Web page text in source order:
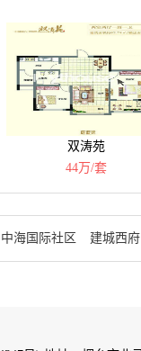
双涛苑
44万/套
中海国际社区 建城西府